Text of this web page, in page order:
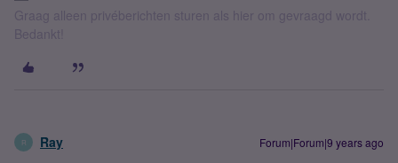
Graag alleen privéberichten sturen als hier om gevraagd wordt.
Bedankt!
R Ray Forum|Forum|9 years ago